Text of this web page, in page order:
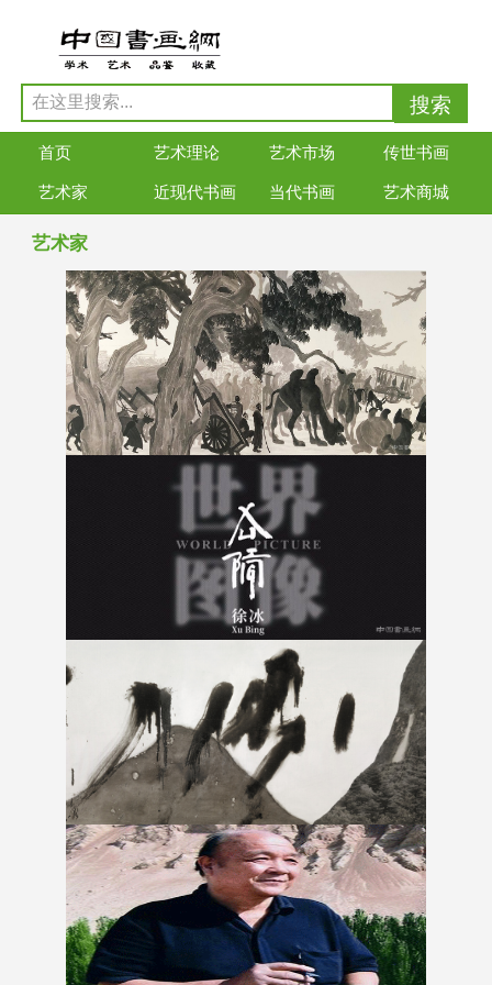
首页 艺术理论 艺术市场 传世书画
艺术家 近现代书画 当代书画 艺术商城
艺术家